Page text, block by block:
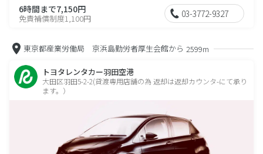
6時間まで7,150円
免責補償制度1,100円 03-3772-9327
東京都産業労働局 京浜島勤労者厚生会館から 2599m
トヨタレンタカー羽田空港
大田区羽田5-2-2(貸渡専用店舗の為 返却は返却カウンタ-にて承り
ます。）